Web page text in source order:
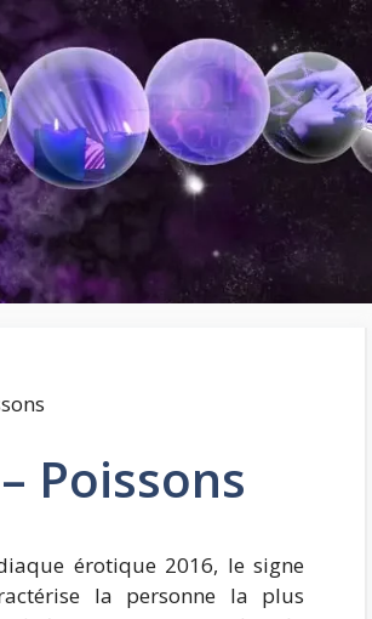
Poissons
érotique 2016, le signe
la personne la plus